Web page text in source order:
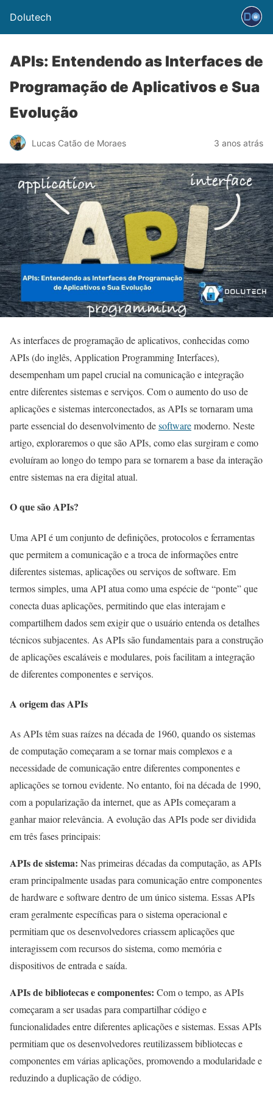
Dolutech
APIs: Entendendo as Interfaces de
Programação de Aplicativos e Sua
Evolução
Lucas Catão de Moraes 3 anos atrás
As interfaces de programação de aplicativos, conhecidas como
APIs (do inglês, Application Programming Interfaces),
desempenham um papel crucial na comunicação e integração
entre diferentes sistemas e serviços. Com o aumento do uso de
aplicações e sistemas interconectados, as APIs se tornaram uma
parte essencial do desenvolvimento desoftwaremoderno. Neste
artigo, exploraremos o que são APIs, como elas surgiram e como
evoluíram ao longo do tempo para se tornarem a base da interação
entre sistemas na era digital atual.
O que são APIs?
Uma API é um conjunto de definições, protocolos e ferramentas
que permitem a comunicação e a troca de informações entre
diferentes sistemas, aplicações ou serviços de software. Em
termos simples, uma API atua como uma espécie de “ponte” que
conecta duas aplicações, permitindo que elas interajam e
compartilhem dados sem exigir que o usuário entenda os detalhes
técnicos subjacentes. As APIs são fundamentais para a construção
de aplicações escaláveis e modulares, pois facilitam a integração
de diferentes componentes e serviços.
A origem das APIs
As APIs têm suas raízes na década de 1960, quando os sistemas
de computação começaram a se tornar mais complexos e a
necessidade de comunicação entre diferentes componentes e
aplicações se tornou evidente. No entanto, foi na década de 1990,
com a popularização da internet, que as APIs começaram a
ganhar maior relevância. A evolução das APIs pode ser dividida
em três fases principais:
APIs de sistema: Nas primeiras décadas da computação, as APIs
eram principalmente usadas para comunicação entre componentes
de hardware e software dentro de um único sistema. Essas APIs
eram geralmente específicas para o sistema operacional e
permitiam que os desenvolvedores criassem aplicações que
interagissem com recursos do sistema, como memória e
dispositivos de entrada e saída.
APIs de bibliotecas e componentes: Com o tempo, as APIs
começaram a ser usadas para compartilhar código e
funcionalidades entre diferentes aplicações e sistemas. Essas APIs
permitiam que os desenvolvedores reutilizassem bibliotecas e
componentes em várias aplicações, promovendo a modularidade e
reduzindo a duplicação de código.